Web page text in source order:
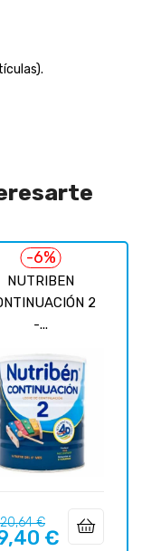
NUTRIBEN
2
-...
-6%
Precio
regular
20,64 €Precio
€